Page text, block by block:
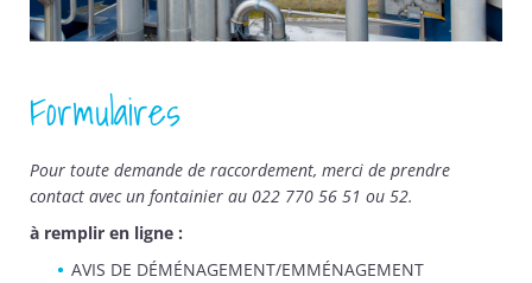
Formulaires
Pour toute demande de raccordement, merci de prendre
contact avec un fontainier au 022 770 56 51 ou 52.
à remplir en ligne :
AVIS DE DÉMÉNAGEMENT/EMMÉNAGEMENT